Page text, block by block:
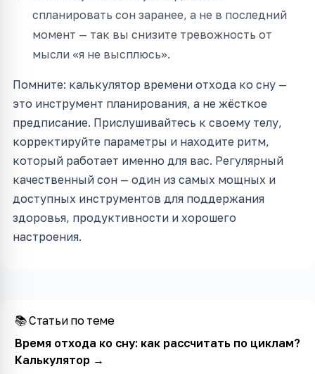
спланировать сон заранее, а не в последний
момент — так вы снизите тревожность от
мысли «я не высплюсь».
Помните: калькулятор времени отхода ко сну —
это инструмент планирования, а не жёсткое
предписание. Прислушивайтесь к своему телу,
корректируйте параметры и находите ритм,
который работает именно для вас. Регулярный
качественный сон — один из самых мощных и
доступных инструментов для поддержания
здоровья, продуктивности и хорошего
настроения.
📚 Статьи по теме
Время отхода ко сну: как рассчитать по циклам?
Калькулятор→